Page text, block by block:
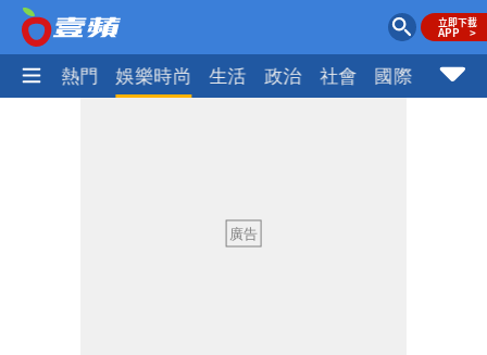
焦點 熱門 娛樂時尚 生活 政治 社會 國際 財經
影曝 網驚覺不對
泰國校園爆槍響！2師中彈亡20人傷 槍